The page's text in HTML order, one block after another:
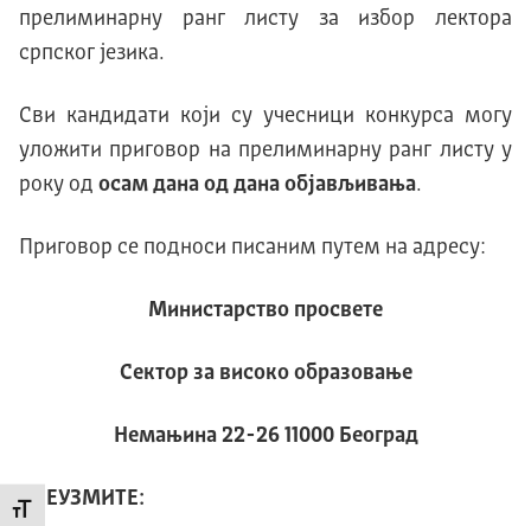
Промени величину слова
прелиминарну ранг листу за избор лектора
српског језика.
Сви кандидати који су учесници конкурса могу
уложити приговор на прелиминарну ранг листу у
року од осам дана од дана објављивања.
Приговор се подноси писаним путем на адресу:
Министарство просвете
Сектор за високо образовање
Немањина 22-26 11000 Београд
ПРЕУЗМИТЕ: